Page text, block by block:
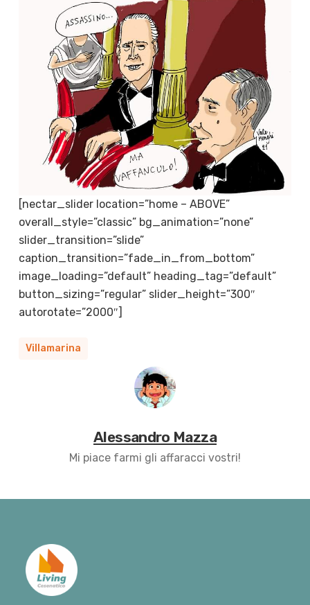
[nectar_slider location=”home – ABOVE”
overall_style=”classic” bg_animation=”none”
slider_transition=”slide”
caption_transition=”fade_in_from_bottom”
image_loading=”default” heading_tag=”default”
button_sizing=”regular” slider_height=”300″
autorotate=”2000″]
Villamarina
Alessandro Mazza
Mi piace farmi gli affaracci vostri!